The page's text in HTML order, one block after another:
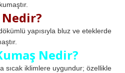
yapısıyla bluz ve eteklerde
Nedir?
sıcak iklimlere uygundur; özellikle